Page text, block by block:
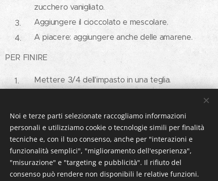
zucchero vanigliato.
Aggiungere il cioccolato e mescolare.
A piacere: aggiungere anche delle amarene.
PER FINIRE
Mettere 3/4 dell'impasto in una teglia.
A piacere aggiungere anche le amarene.
Con il resto dell'impasto fare delle striscioline e
metterle sulla crostata.
Cuocere in forno preriscaldato per ca. 35 minuti.
Noi e terze parti selezionate raccogliamo informazioni
personali e utilizziamo cookie o tecnologie simili per finalità
tecniche e, con il tuo consenso, anche per "interazioni e
funzionalità semplici", "miglioramento dell'esperienza",
"misurazione" e "targeting e pubblicità". Il rifiuto del
consenso può rendere non disponibili le relative funzioni.